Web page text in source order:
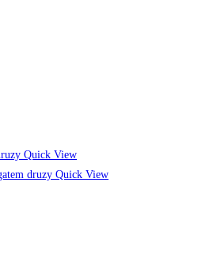
Quick View
Quick View